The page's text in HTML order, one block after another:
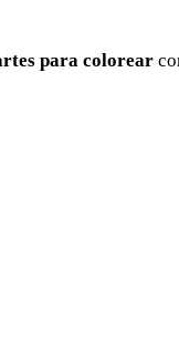
para colorear